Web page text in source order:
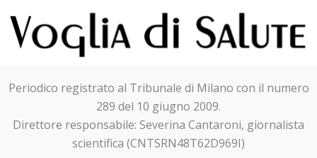
Periodico registrato al Tribunale di Milano con il numero
289 del 10 giugno 2009.
Direttore responsabile: Severina Cantaroni, giornalista
scientifica (CNTSRN48T62D969I)